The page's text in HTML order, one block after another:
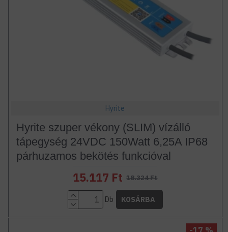
Hyrite
Hyrite szuper vékony (SLIM) vízálló
tápegység 24VDC 150Watt 6,25A IP68
párhuzamos bekötés funkcióval
15.117 Ft 18.324 Ft
Db KOSÁRBA